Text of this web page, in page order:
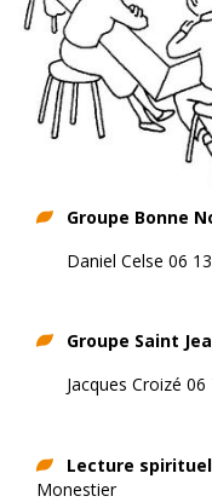
Groupe Bonne
Daniel Celse 06
Groupe Saint
Jacques Croizé
Lecture
Monestier